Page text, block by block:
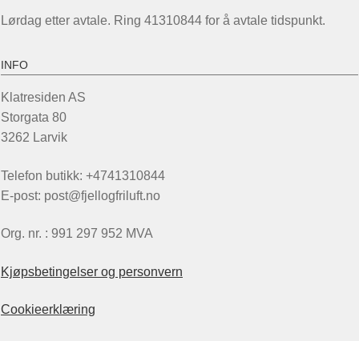
Lørdag etter avtale. Ring 41310844 for å avtale tidspunkt.
INFO
Klatresiden AS
Storgata 80
3262 Larvik
Telefon butikk: +4741310844
E-post: post@fjellogfriluft.no
Org. nr. : 991 297 952 MVA
Kjøpsbetingelser og personvern
Cookieerklæring